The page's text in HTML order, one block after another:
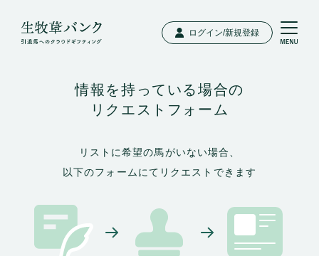
ログイン/新規登録
情報を持っている場合の
リクエストフォーム
リストに希望の馬がいない場合、
以下のフォームにてリクエストできます